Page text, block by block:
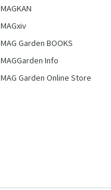
MAGKAN
MAGxiv
MAG Garden BOOKS
MAGGarden Info
MAG Garden Online Store